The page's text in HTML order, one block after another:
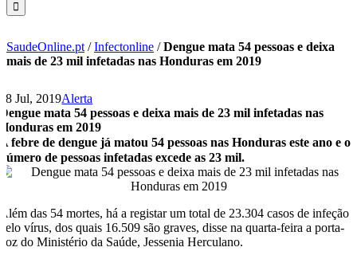
SaudeOnline.pt /Infectonline /Dengue mata 54 pessoas e deixa
mais de 23 mil infetadas nas Honduras em 2019
18 Jul, 2019Alerta
Dengue mata 54 pessoas e deixa mais de 23 mil infetadas nas
Honduras em 2019
A febre de dengue já matou 54 pessoas nas Honduras este ano e o
número de pessoas infetadas excede as 23 mil.
Além das 54 mortes, há a registar um total de 23.304 casos de infeção
pelo vírus, dos quais 16.509 são graves, disse na quarta-feira a porta-
voz do Ministério da Saúde, Jessenia Herculano.